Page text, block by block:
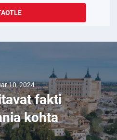
10, 2024
fakti
kohta